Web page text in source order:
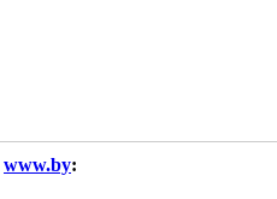
www.by: